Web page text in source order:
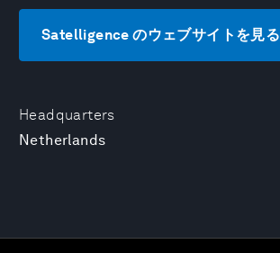
Headquarters
Netherlands
Satelligence のウェブサイトを見る